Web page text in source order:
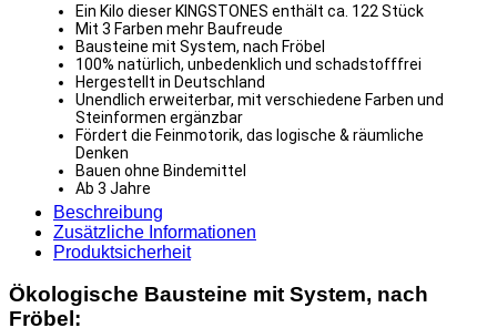
Ein Kilo dieser KINGSTONES enthält ca. 122 Stück
Mit 3 Farben mehr Baufreude
Bausteine mit System, nach Fröbel
100% natürlich, unbedenklich und schadstofffrei
Hergestellt in Deutschland
Unendlich erweiterbar, mit verschiedene Farben und
Steinformen ergänzbar
Fördert die Feinmotorik, das logische & räumliche
Denken
Bauen ohne Bindemittel
Ab 3 Jahre
Beschreibung
Zusätzliche Informationen
Produktsicherheit
Ökologische Bausteine mit System, nach
Fröbel: